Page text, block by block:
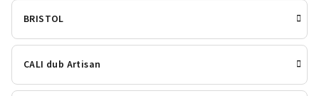
BRISTOL
CALI dub Artisan